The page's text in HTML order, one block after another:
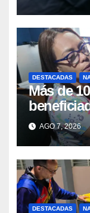
DESTACADAS
Más de
prótesis
AGO 7, 2026
DESTACADAS